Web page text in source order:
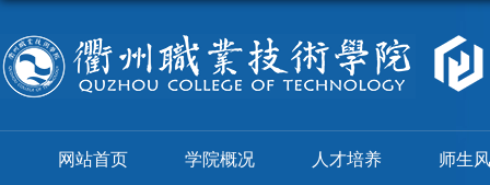
网站首页 学院概况 人才培养 师生